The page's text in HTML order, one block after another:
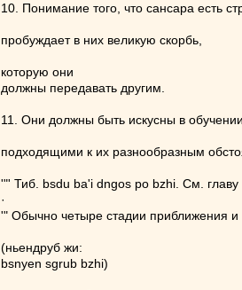
10. Понимание того, что санcара есть
пробуждает в них великую скорбь,
которую они
должны передавать другим.
11. Они должны быть искусны в
подходящими к их разнообразным
'"' Тиб. bsdu ba'i dngos ро bzhi. См. главу
·
'" Обычно четыре стадии приближения и
(ньендруб жи:
bsnyen sgrub bzhi)